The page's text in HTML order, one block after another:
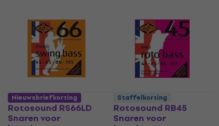
Rotosound RS66LD
Snaren voor
Rotosound RB45
Snaren voor
Nieuwsbriefkorting Staffelkorting